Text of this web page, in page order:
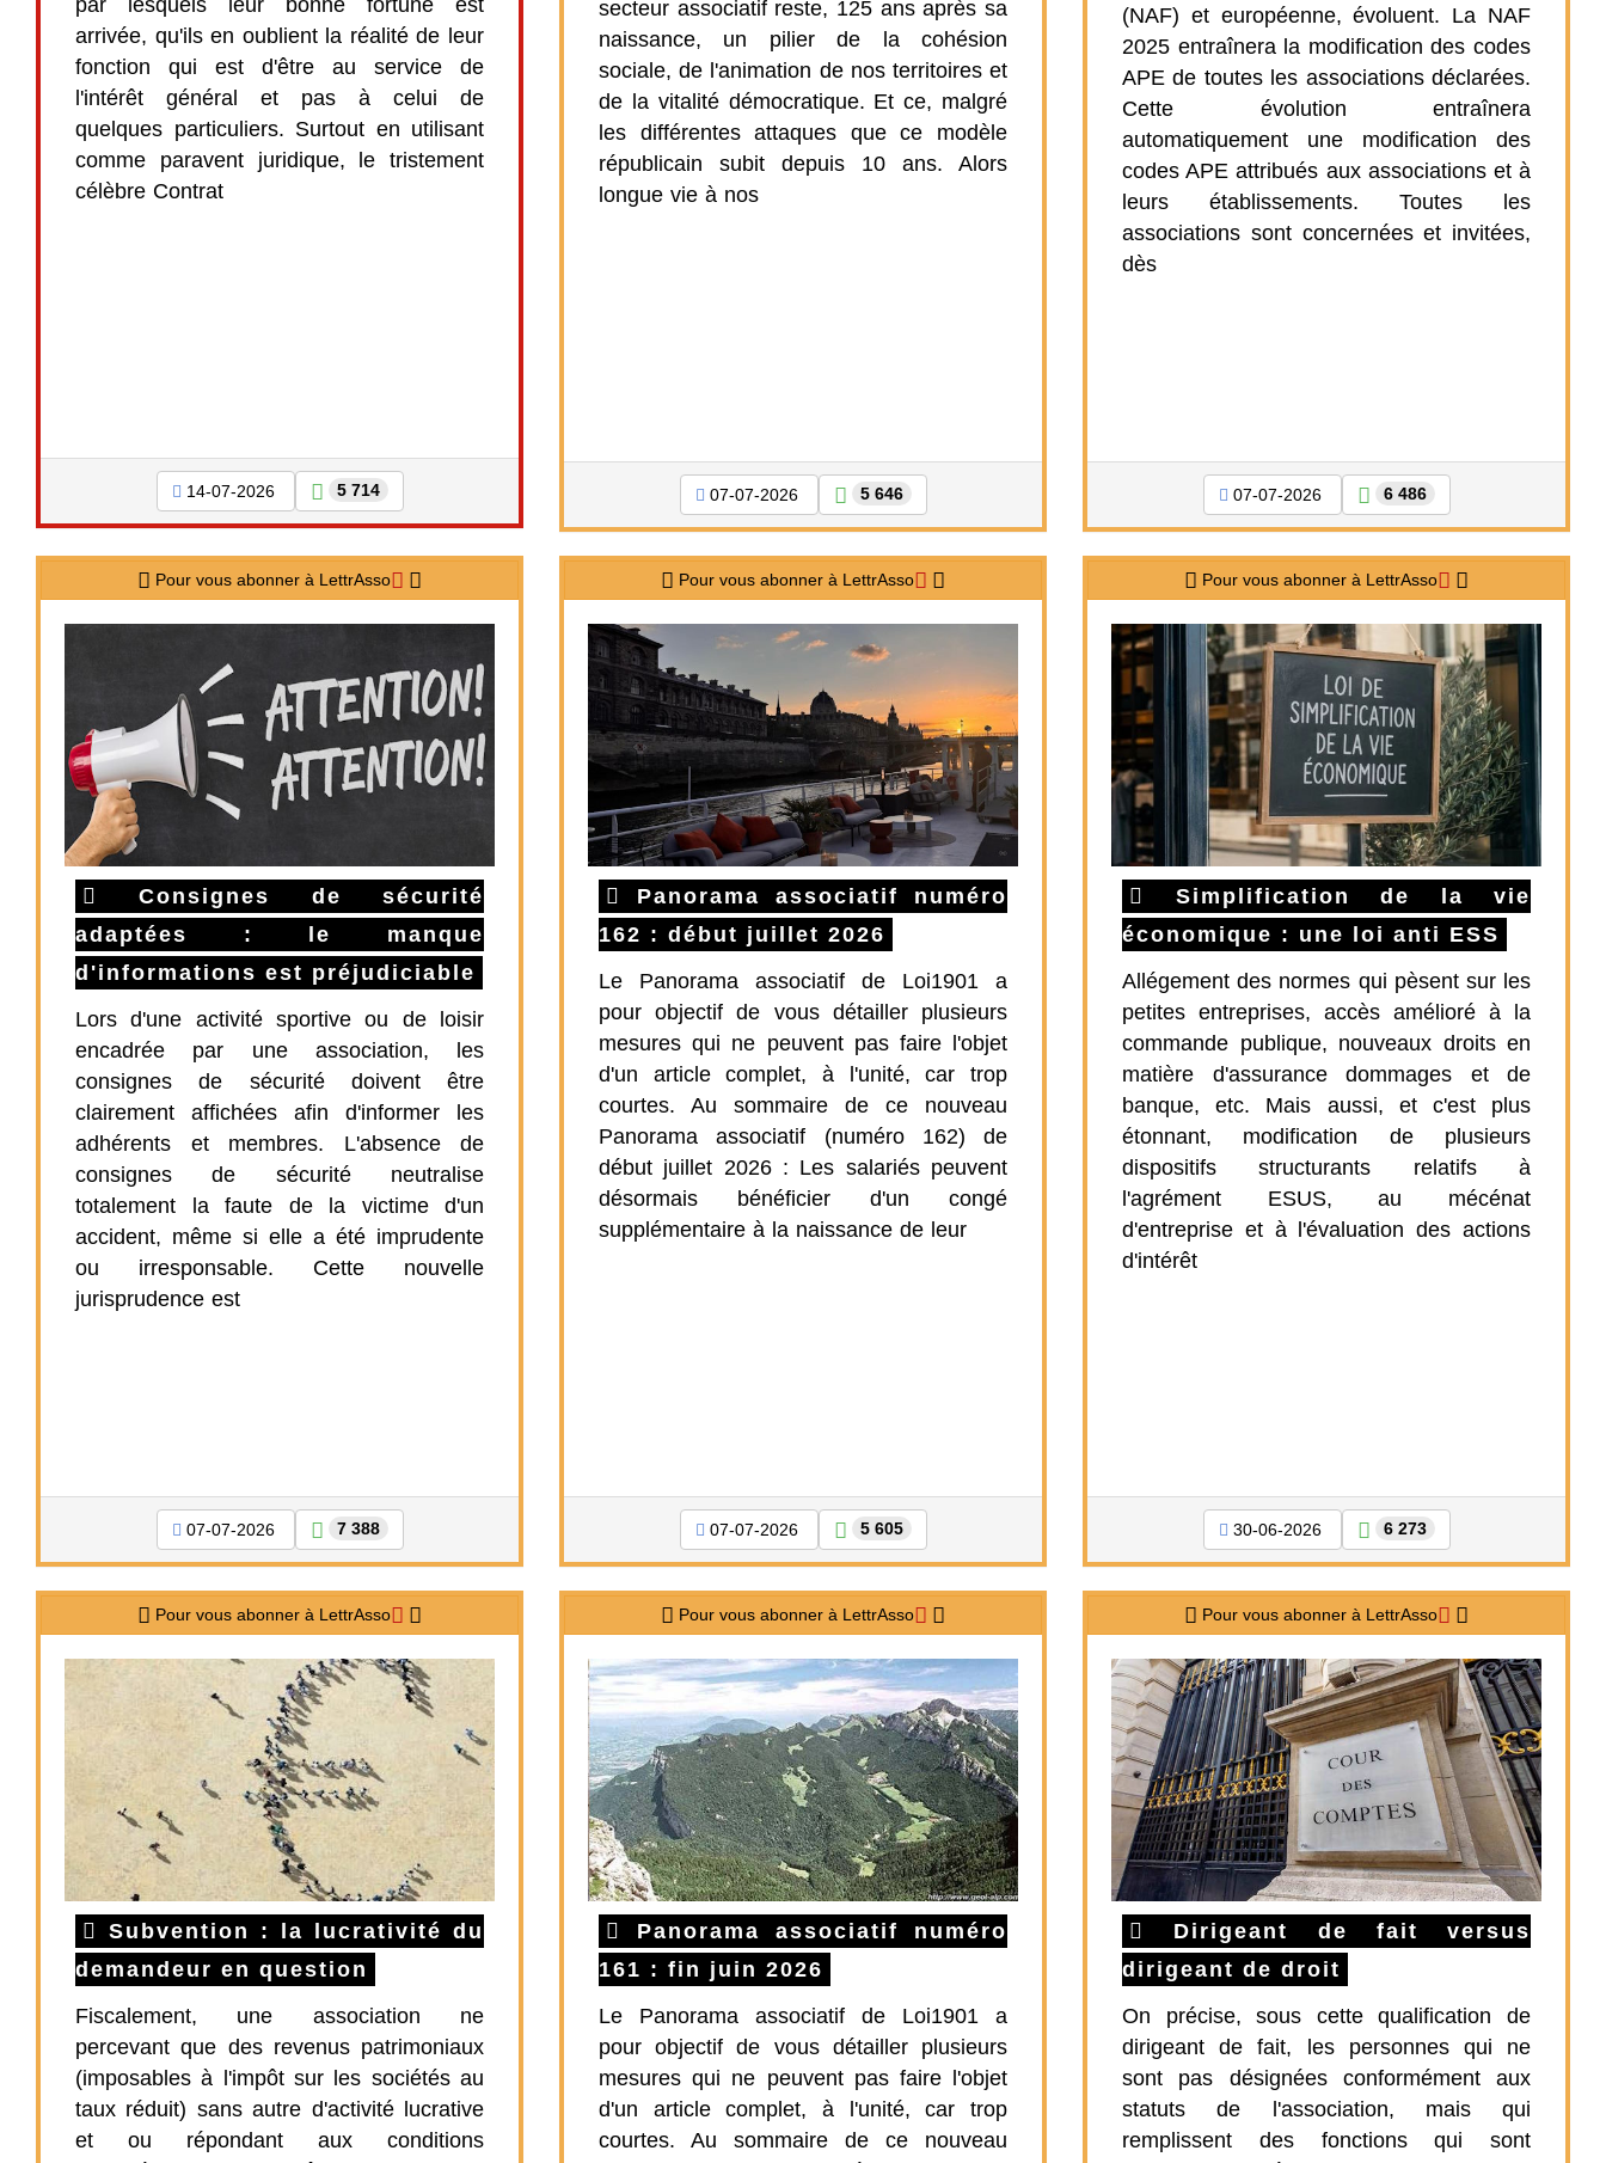
arrivée, qu'ils en oublient la réalité de leur
fonction qui est d'être au service de
l'intérêt général et pas à celui de
quelques particuliers. Surtout en utilisant
comme paravent juridique, le tristement
célèbre Contrat
14-07-2026 5 714
secteur associatif reste, 125 ans après sa
naissance, un pilier de la cohésion
sociale, de l'animation de nos territoires et
de la vitalité démocratique. Et ce, malgré
les différentes attaques que ce modèle
républicain subit depuis 10 ans. Alors
longue vie à nos
07-07-2026 5 646
(NAF) et européenne, évoluent. La NAF
2025 entraînera la modification des codes
APE de toutes les associations déclarées.
Cette évolution entraînera
automatiquement une modification des
codes APE attribués aux associations et à
leurs établissements. Toutes les
associations sont concernées et invitées,
dès
07-07-2026 6 486
Pour vous abonner à LettrAsso
Consignes de sécurité
adaptées : le manque
d'informations est préjudiciable
Lors d'une activité sportive ou de loisir
encadrée par une association, les
consignes de sécurité doivent être
clairement affichées afin d'informer les
adhérents et membres. L'absence de
consignes de sécurité neutralise
totalement la faute de la victime d'un
accident, même si elle a été imprudente
ou irresponsable. Cette nouvelle
jurisprudence est
07-07-2026 7 388
Pour vous abonner à LettrAsso
Panorama associatif numéro
162 : début juillet 2026
Le Panorama associatif de Loi1901 a
pour objectif de vous détailler plusieurs
mesures qui ne peuvent pas faire l'objet
d'un article complet, à l'unité, car trop
courtes. Au sommaire de ce nouveau
Panorama associatif (numéro 162) de
début juillet 2026 : Les salariés peuvent
désormais bénéficier d'un congé
supplémentaire à la naissance de leur
07-07-2026 5 605
Pour vous abonner à LettrAsso
Simplification de la vie
économique : une loi anti ESS
Allégement des normes qui pèsent sur les
petites entreprises, accès amélioré à la
commande publique, nouveaux droits en
matière d'assurance dommages et de
banque, etc. Mais aussi, et c'est plus
étonnant, modification de plusieurs
dispositifs structurants relatifs à
l'agrément ESUS, au mécénat
d'entreprise et à l'évaluation des actions
d'intérêt
30-06-2026 6 273
Pour vous abonner à LettrAsso
Subvention : la lucrativité du
demandeur en question
Fiscalement, une association ne
percevant que des revenus patrimoniaux
(imposables à l'impôt sur les sociétés au
taux réduit) sans autre d'activité lucrative
et ou répondant aux conditions
Pour vous abonner à LettrAsso
Panorama associatif numéro
161 : fin juin 2026
Le Panorama associatif de Loi1901 a
pour objectif de vous détailler plusieurs
mesures qui ne peuvent pas faire l'objet
d'un article complet, à l'unité, car trop
courtes. Au sommaire de ce nouveau
Pour vous abonner à LettrAsso
Dirigeant de fait versus
dirigeant de droit
On précise, sous cette qualification de
dirigeant de fait, les personnes qui ne
sont pas désignées conformément aux
statuts de l'association, mais qui
remplissent des fonctions qui sont